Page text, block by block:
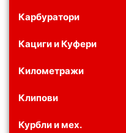
Карбуратори
Кациги и Куфери
Километражи
Клипови
Курбли и мех.